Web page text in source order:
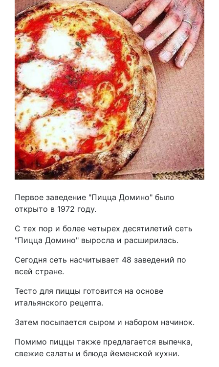
Первое заведение "Пицца Домино" было
открыто в 1972 году.
С тех пор и более четырех десятилетий сеть
"Пицца Домино" выросла и расширилась.
Сегодня сеть насчитывает 48 заведений по
всей стране.
Тесто для пиццы готовится на основе
итальянского рецепта.
Затем посыпается сыром и набором начинок.
Помимо пиццы также предлагается выпечка,
свежие салаты и блюда йеменской кухни.